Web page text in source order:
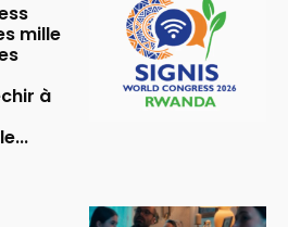
mille
à